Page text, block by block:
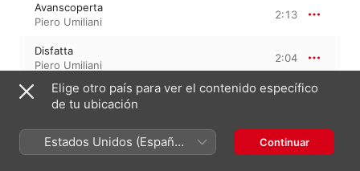
Avanscoperta
Piero Umiliani
2:13
Disfatta
Piero Umiliani
2:04
Offensiva di primavera
Piero Umiliani
Allarme
Piero Umiliani
1:29
Elige otro país para ver el contenido específico
de tu ubicación
Estados Unidos (Español
México)
Continuar